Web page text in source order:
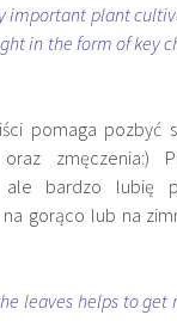
important plant
in the form of key
pomaga pozbyć
zmęczenia:)
ale bardzo lubię
gorąco lub na
leaves helps to get